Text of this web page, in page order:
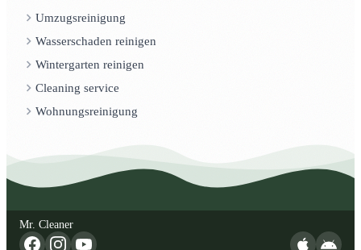
Umzugsreinigung
Wasserschaden reinigen
Wintergarten reinigen
Cleaning service
Wohnungsreinigung
Mr. Cleaner